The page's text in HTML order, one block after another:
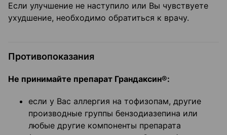
Если улучшение не наступило или Вы чувствуете
ухудшение, необходимо обратиться к врачу.
Противопоказания
Не принимайте препарат Грандаксин®:
если у Вас аллергия на тофизопам, другие
производные группы бензодиазепина или
любые другие компоненты препарата